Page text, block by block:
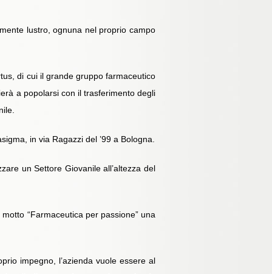
lustro, ognuna nel proprio campo
di cui il grande gruppo farmaceutico
a popolarsi con il trasferimento degli
in via Ragazzi del ’99 a Bologna.
un Settore Giovanile all’altezza del
“Farmaceutica per passione” una
impegno, l’azienda vuole essere al